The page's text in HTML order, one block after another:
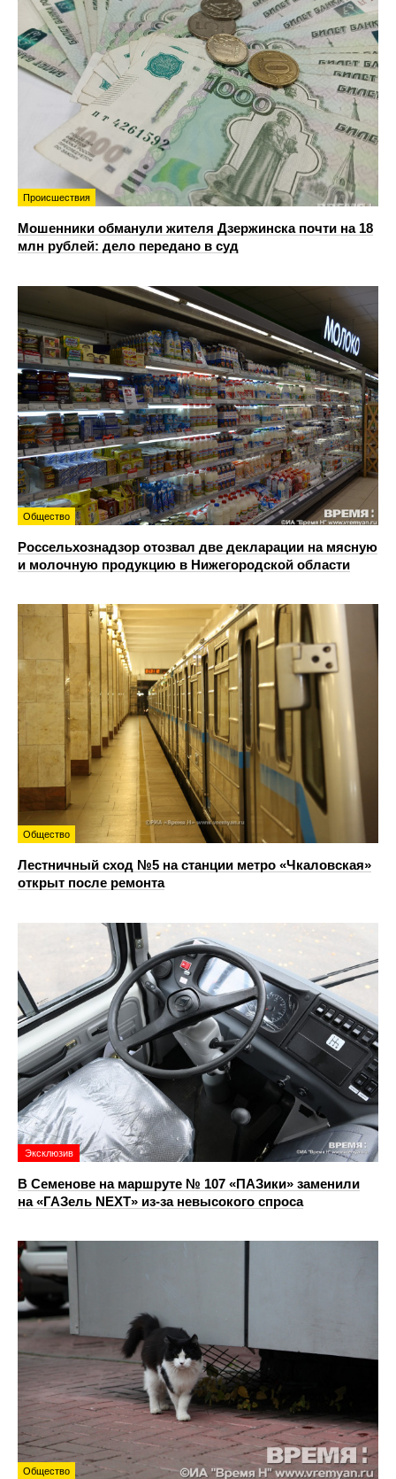
Происшествия
Мошенники обманули жителя Дзержинска почти на 18
млн рублей: дело передано в суд
Общество
Россельхознадзор отозвал две декларации на мясную
и молочную продукцию в Нижегородской области
Общество
Лестничный сход №5 на станции метро «Чкаловская»
открыт после ремонта
Эксклюзив
В Семенове на маршруте № 107 «ПАЗики» заменили
на «ГАЗель NEXT» из‑за невысокого спроса
Общество